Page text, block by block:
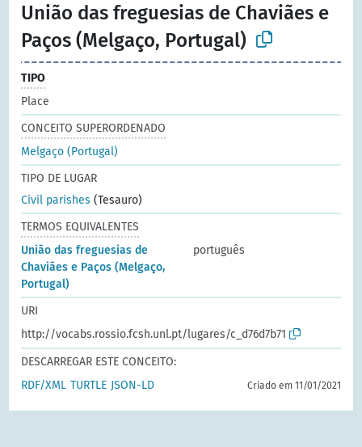
União das freguesias de Chaviães e
Paços (Melgaço, Portugal)
TIPO
Place
CONCEITO SUPERORDENADO
Melgaço (Portugal)
TIPO DE LUGAR
Civil parishes (Tesauro)
TERMOS EQUIVALENTES
União das freguesias de
Chaviães e Paços (Melgaço,
Portugal)
português
URI
http://vocabs.rossio.fcsh.unl.pt/lugares/c_d76d7b71
DESCARREGAR ESTE CONCEITO:
RDF/XML TURTLE JSON-LD Criado em 11/01/2021